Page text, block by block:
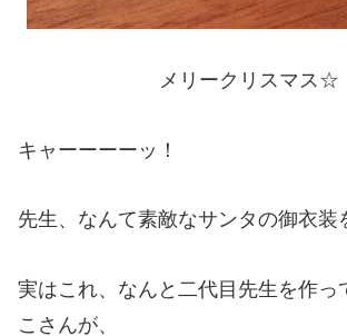
メリークリスマス☆
キャーーーーッ！
先生、なんて素敵なサンタの御衣装
実はこれ、なんと二代目先生を作っ
こさんが、